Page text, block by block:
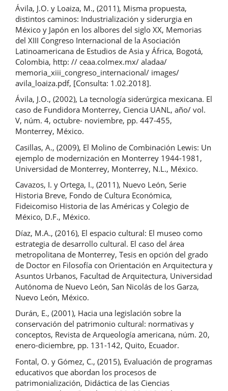
Ávila, J.O. y Loaiza, M., (2011), Misma propuesta,
distintos caminos: Industrialización y siderurgia en
México y Japón en los albores del siglo XX, Memorias
del XIII Congreso Internacional de la Asociación
Latinoamericana de Estudios de Asia y África, Bogotá,
Colombia, http: // ceaa.colmex.mx/ aladaa/
memoria_xiii_congreso_internacional/ images/
avila_loaiza.pdf, [Consulta: 1.02.2018].
Ávila, J.O., (2002), La tecnología siderúrgica mexicana. El
caso de Fundidora Monterrey, Ciencia UANL, año/ vol.
V, núm. 4, octubre- noviembre, pp. 447-455,
Monterrey, México.
Casillas, A., (2009), El Molino de Combinación Lewis: Un
ejemplo de modernización en Monterrey 1944-1981,
Universidad de Monterrey, Monterrey, N.L., México.
Cavazos, I. y Ortega, I., (2011), Nuevo León, Serie
Historia Breve, Fondo de Cultura Económica,
Fideicomiso Historia de las Américas y Colegio de
México, D.F., México.
Díaz, M.A., (2016), El espacio cultural: El museo como
estrategia de desarrollo cultural. El caso del área
metropolitana de Monterrey, Tesis en opción del grado
de Doctor en Filosofía con Orientación en Arquitectura y
Asuntos Urbanos, Facultad de Arquitectura, Universidad
Autónoma de Nuevo León, San Nicolás de los Garza,
Nuevo León, México.
Durán, E., (2001), Hacia una legislación sobre la
conservación del patrimonio cultural: normativas y
conceptos, Revista de Arqueología americana, núm. 20,
enero-diciembre, pp. 131-142, Quito, Ecuador.
Fontal, O. y Gómez, C., (2015), Evaluación de programas
educativos que abordan los procesos de
patrimonialización, Didáctica de las Ciencias